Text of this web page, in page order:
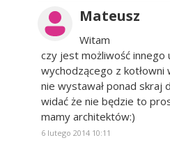
Mateusz
Witam
czy jest możliwość innego
wychodzącego z
nie wystawał ponad skraj
widać że nie będzie to
mamy architektów:)
6 lutego 2014 10:11